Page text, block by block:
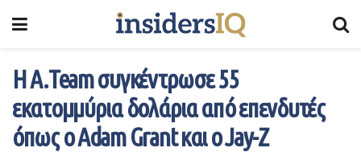
H A.Team συγκέντρωσε 55
εκατομμύρια δολάρια από επενδυτές
όπως ο Adam Grant και ο Jay-Z